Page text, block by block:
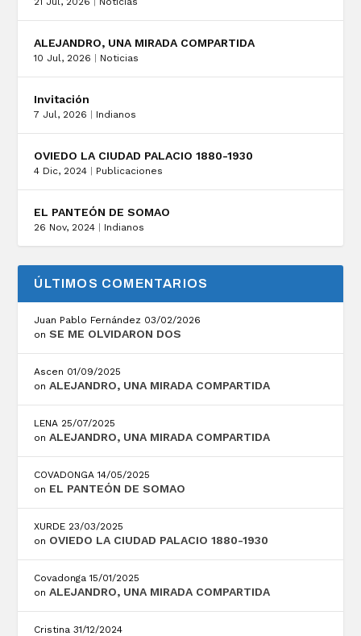
ALEJANDRO, UNA MIRADA COMPARTIDA
10 Jul, 2026 Noticias
Invitación
7 Jul, 2026 Indianos
OVIEDO LA CIUDAD PALACIO 1880-1930
4 Dic, 2024 Publicaciones
EL PANTEÓN DE SOMAO
26 Nov, 2024 Indianos
ÚLTIMOS COMENTARIOS
Juan Pablo Fernández 03/02/2026
onSE ME OLVIDARON DOS
Ascen 01/09/2025
onALEJANDRO, UNA MIRADA COMPARTIDA
LENA 25/07/2025
onALEJANDRO, UNA MIRADA COMPARTIDA
COVADONGA 14/05/2025
on EL PANTEÓN DE SOMAO
XURDE 23/03/2025
on OVIEDO LA CIUDAD PALACIO 1880-1930
Covadonga 15/01/2025
onALEJANDRO, UNA MIRADA COMPARTIDA
Cristina 31/12/2024